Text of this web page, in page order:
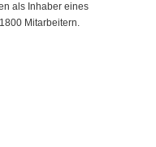
als Inhaber eines
Mitarbeitern.